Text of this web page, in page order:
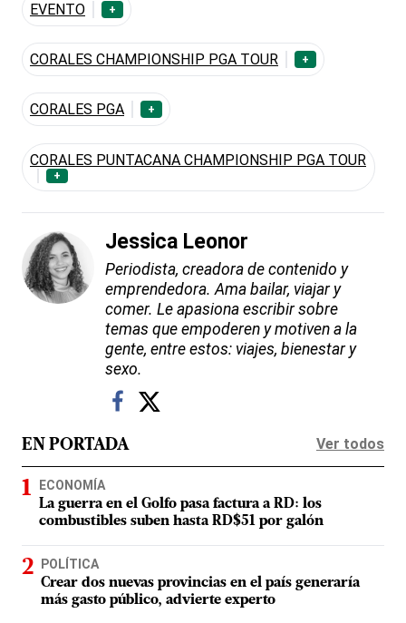
EVENTO +
CORALES CHAMPIONSHIP PGA TOUR +
CORALES PGA +
CORALES PUNTACANA CHAMPIONSHIP PGA TOUR
+
Jessica Leonor
Periodista, creadora de contenido y
emprendedora. Ama bailar, viajar y
comer. Le apasiona escribir sobre
temas que empoderen y motiven a la
gente, entre estos: viajes, bienestar y
sexo.
EN PORTADA Ver todos
ECONOMÍA
La guerra en el Golfo pasa factura a RD: los
combustibles suben hasta RD$51 por galón
POLÍTICA
Crear dos nuevas provincias en el país generaría
más gasto público, advierte experto